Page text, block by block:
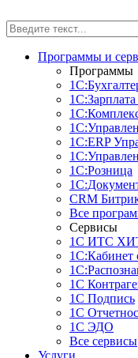
Программы и
Программы
1С:ERP
1С:Розница
CRM
Все
Сервисы
1С ИТС
1С:Кабинет
1С
1С Подпись
1С
1С ЭДО
Все сервисы
Услуги